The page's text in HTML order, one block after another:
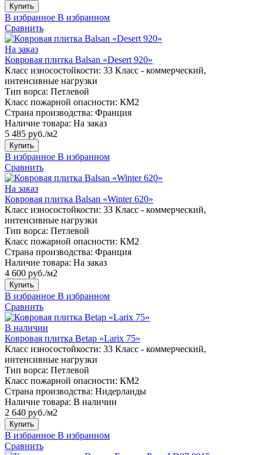
Купить
В избранное В избранном
Сравнить
На заказ
Ковровая плитка Balsan «Desert 920»
Класс износостойкости: 33 Класс - коммерческий,
интенсивные нагрузки
Тип ворса: Петлевой
Класс пожарной опасности: КМ2
Страна производства: Франция
Наличие товара: На заказ
5 485 руб./м2
Купить
В избранное В избранном
Сравнить
На заказ
Ковровая плитка Balsan «Winter 620»
Класс износостойкости: 33 Класс - коммерческий,
интенсивные нагрузки
Тип ворса: Петлевой
Класс пожарной опасности: КМ2
Страна производства: Франция
Наличие товара: На заказ
4 600 руб./м2
Купить
В избранное В избранном
Сравнить
В наличии
Ковровая плитка Betap «Larix 75»
Класс износостойкости: 33 Класс - коммерческий,
интенсивные нагрузки
Тип ворса: Петлевой
Класс пожарной опасности: КМ2
Страна производства: Нидерланды
Наличие товара: В наличии
2 640 руб./м2
Купить
В избранное В избранном
Сравнить